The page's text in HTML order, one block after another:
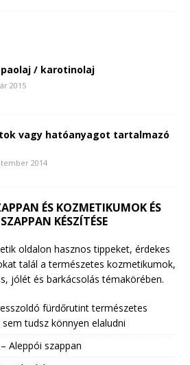
/ karotinolaj
2015
vagy hatóanyagot tartalmazó
2014
ÉS KOZMETIKUMOK ÉS
KÉSZÍTÉSE
oldalon hasznos tippeket, érdekes
talál a természetes kozmetikumok,
jólét és barkácsolás témakörében.
fürdőrutint természetes
tudsz könnyen elaludni
Aleppói szappan